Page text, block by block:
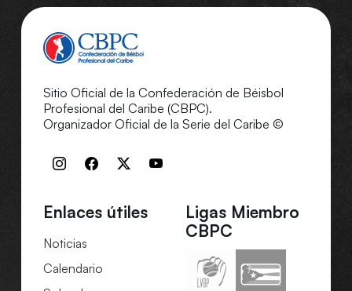
Sitio Oficial de la Confederación de Béisbol
Profesional del Caribe (CBPC).
Organizador Oficial de la Serie del Caribe ©
Enlaces útiles
Noticias
Calendario
Ligas Miembro
CBPC